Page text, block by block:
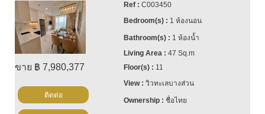
ขาย ฿ 7,980,377
C003450
1 ห้องนอน
1 ห้องน้ำ
47 Sq.m
11
วิวทะเลบางส่วน
ชื่อไทย
ติดต่อ